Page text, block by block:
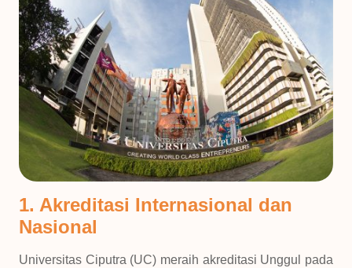
1. Akreditasi Internasional dan
Nasional
Universitas Ciputra (UC) meraih akreditasi Unggul pada